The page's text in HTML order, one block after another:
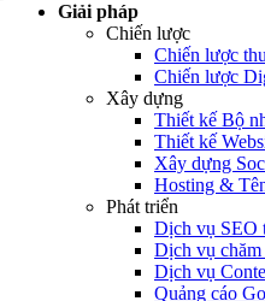
Giải pháp
Chiến lược
Chiến lược
Chiến lược
Xây dựng
Thiết kế Bộ
Thiết kế
Xây dựng
Hosting &
Phát triển
Dịch vụ SEO
Dịch vụ chăm
Dịch vụ
Quảng cáo